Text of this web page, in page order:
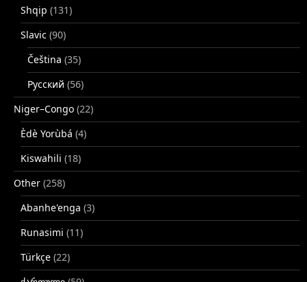
Shqip (131)
Slavic (90)
Čeština (35)
Русский (56)
Niger–Congo (22)
Èdè Yorùbá (4)
Kiswahili (18)
Other (258)
Abanhe'enga (3)
Runasimi (11)
Türkçe (22)